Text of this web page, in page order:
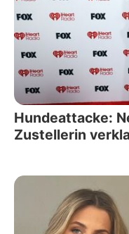
Hundeattacke:
Zustellerin